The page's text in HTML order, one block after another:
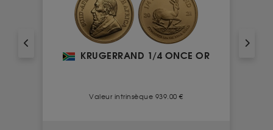
KRUGERRAND 1/4 ONCE OR
Valeur intrinsèque 939.00 €